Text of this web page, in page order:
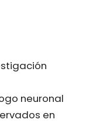
neuronal
en